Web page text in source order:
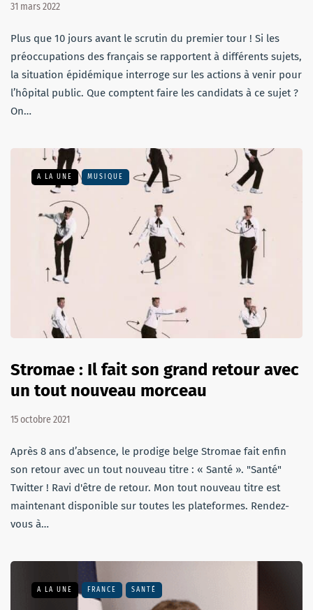
31 mars 2022
Plus que 10 jours avant le scrutin du premier tour ! Si les
préoccupations des français se rapportent à différents sujets,
la situation épidémique interroge sur les actions à venir pour
l’hôpital public. Que comptent faire les candidats à ce sujet ?
On…
A LA UNE MUSIQUE
Stromae : Il fait son grand retour avec
un tout nouveau morceau
15 octobre 2021
Après 8 ans d’absence, le prodige belge Stromae fait enfin
son retour avec un tout nouveau titre : « Santé ». "Santé"
Twitter ! Ravi d'être de retour. Mon tout nouveau titre est
maintenant disponible sur toutes les plateformes. Rendez-
vous à…
A LA UNE FRANCE SANTÉ